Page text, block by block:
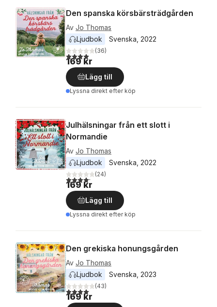
Den spanska körsbärsträdgården
Av Jo Thomas
Ljudbok
Svenska 2022
4,0utav 5 stjärnor. Totalt antal röster:
(36)
169 kr
Lägg till
Lyssna direkt efter köp
Julhälsningar från ett slott i
Normandie
Av Jo Thomas
Ljudbok
Svenska 2022
4,2utav 5 stjärnor. Totalt antal röster:
(24)
169 kr
Lägg till
Lyssna direkt efter köp
Den grekiska honungsgården
Av Jo Thomas
Ljudbok
Svenska 2023
4,0utav 5 stjärnor. Totalt antal röster:
(43)
169 kr